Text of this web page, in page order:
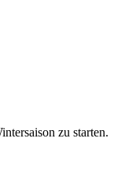
zu starten.